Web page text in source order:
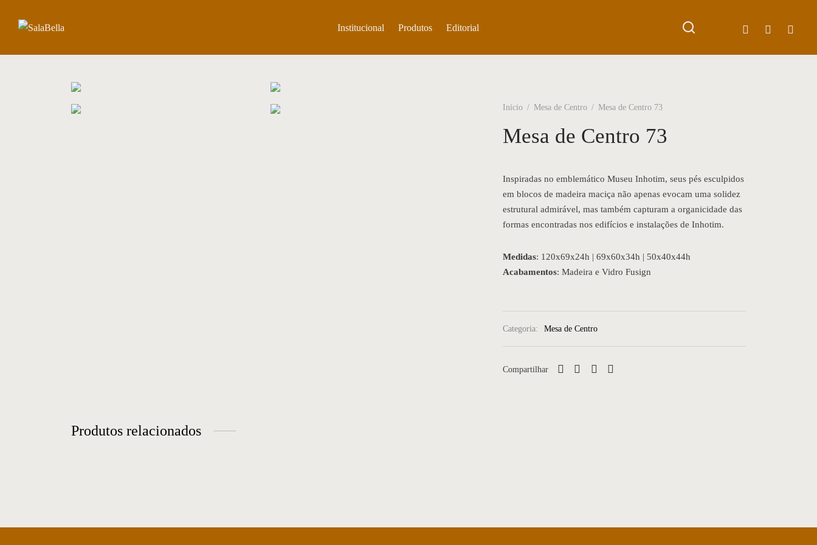
Institucional Produtos Editorial
Início / Mesa de Centro / Mesa de Centro 73
Mesa de Centro 73
Inspiradas no emblemático Museu Inhotim, seus pés esculpidos
em blocos de madeira maciça não apenas evocam uma solidez
estrutural admirável, mas também capturam a organicidade das
formas encontradas nos edifícios e instalações de Inhotim.
Medidas: 120x69x24h | 69x60x34h | 50x40x44h
Acabamentos: Madeira e Vidro Fusign
Categoria: Mesa de Centro
Compartilhar
Produtos relacionados